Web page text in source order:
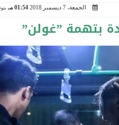
الجمعة، 7 ديسمبر 2018 01:54 مـ
بتهمة ”غولن”